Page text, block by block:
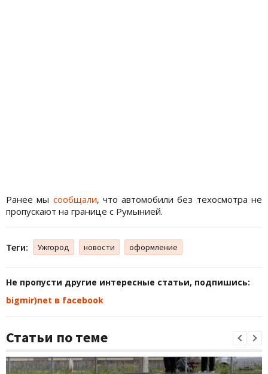
Ранее мы сообщали, что автомобили без техосмотра не
пропускают на границе с Румынией.
Теги: Ужгород новости оформление
Не пропусти другие интересные статьи, подпишись:
bigmir)net в facebook
Статьи по теме